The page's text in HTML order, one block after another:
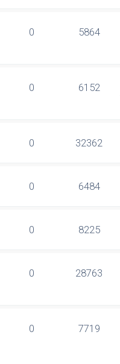
0 5864
0 6152
0 32362
0 6484
0 8225
0 28763
0 7719